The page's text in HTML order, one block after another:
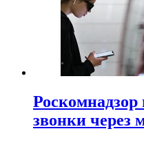
Роскомнадзор
звонки через